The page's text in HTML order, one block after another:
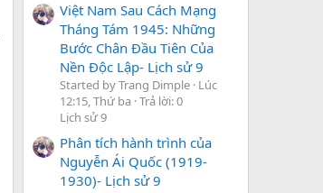
Việt Nam Sau Cách Mạng
Tháng Tám 1945: Những
Bước Chân Đầu Tiên Của
Nền Độc Lập- Lịch sử 9
Started by Trang Dimple Lúc
12:15, Thứ ba Trả lời: 0
Lịch sử 9
Phân tích hành trình của
Nguyễn Ái Quốc (1919-
1930)- Lịch sử 9